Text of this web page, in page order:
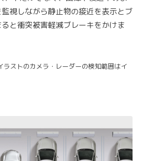
視しながら静止物の接近を表示とブ
と衝突被害軽減ブレーキをかけま
ストのカメラ・レーダーの検知範囲はイ